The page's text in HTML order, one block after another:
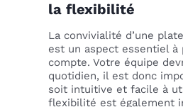
la flexibilité
La convivialité d’une
est un aspect essentiel à
compte. Votre équipe
quotidien, il est donc
soit intuitive et facile à
flexibilité est également